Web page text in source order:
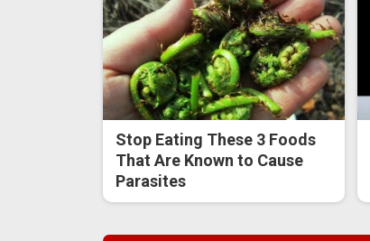
Stop Eating These 3 Foods
That Are Known to Cause
Parasites